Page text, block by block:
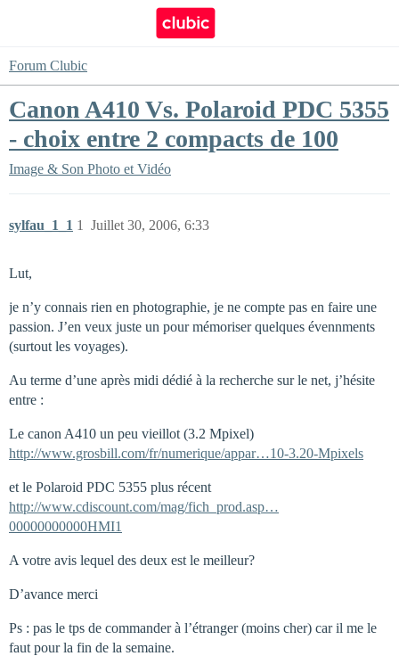
Forum Clubic
Canon A410 Vs. Polaroid PDC 5355
- choix entre 2 compacts de 100
Image & Son Photo et Vidéo
sylfau_1_1 Juillet 30, 2006, 6:33
1
Lut,
je n’y connais rien en photographie, je ne compte pas en faire une
passion. J’en veux juste un pour mémoriser quelques évennments
(surtout les voyages).
Au terme d’une après midi dédié à la recherche sur le net, j’hésite
entre :
Le canon A410 un peu vieillot (3.2 Mpixel)
http://www.grosbill.com/fr/numerique/appar…10-3.20-Mpixels
et le Polaroid PDC 5355 plus récent
http://www.cdiscount.com/mag/fich_prod.asp…
00000000000HMI1
A votre avis lequel des deux est le meilleur?
D’avance merci
Ps : pas le tps de commander à l’étranger (moins cher) car il me le
faut pour la fin de la semaine.